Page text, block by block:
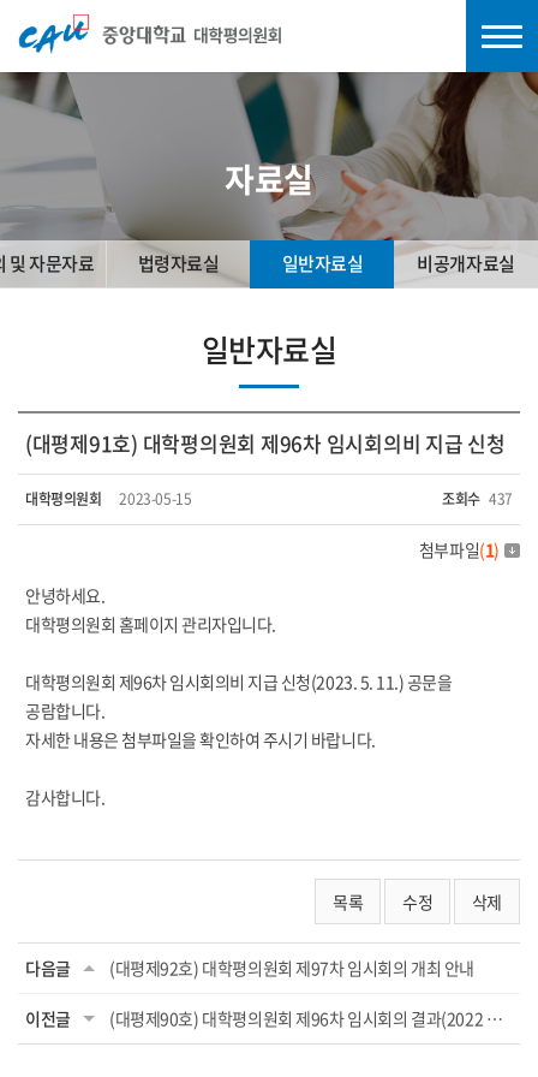
자료실
및 자문자료 법령자료실 일반자료실 비공개자료실
일반자료실
(대평제91호) 대학평의원회 제96차 임시회의비 지급 신청
대학평의원회 2023-05-15 조회수 437
첨부파일(1)
안녕하세요.
대학평의원회 홈페이지 관리자입니다.
대학평의원회 제96차 임시회의비 지급 신청(2023. 5. 11.) 공문을
공람합니다.
자세한 내용은 첨부파일을 확인하여 주시기 바랍니다.
감사합니다.
목록 수정 삭제
다음글 (대평제92호) 대학평의원회 제97차 임시회의 개최 안내
이전글 (대평제90호) 대학평의원회 제96차 임시회의 결과(2022 회계연도 결산)